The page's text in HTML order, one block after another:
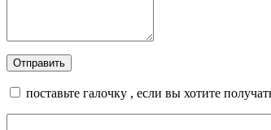
поставьте галочку , если вы хотите